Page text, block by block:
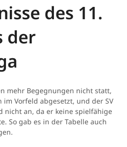
des 11.
der
mehr Begegnungen nicht statt,
Vorfeld abgesetzt, und der SV
nicht an, da er keine spielfähige
So gab es in der Tabelle auch